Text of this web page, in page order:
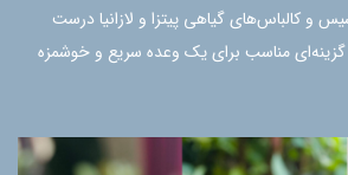
و کالباس‌های گیاهی پیتزا و لازانیا درست
گزینه‌ای مناسب برای یک وعده سریع و خوشمزه